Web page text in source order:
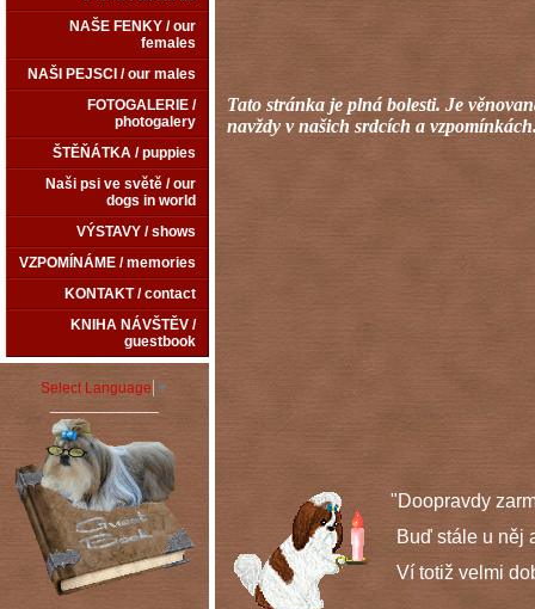
NAŠE FENKY / our
females
NAŠI PEJSCI / our males
FOTOGALERIE /
photogalery
ŠTĚŇÁTKA / puppies
Naši psi ve světě / our
dogs in world
VÝSTAVY / shows
VZPOMÍNÁME / memories
KONTAKT / contact
KNIHA NÁVŠTĚV /
guestbook
Select Language ▼
Tato stránka je plná bolesti. Je
navždy v našich srdcích a
"Doopravdy
Buď stále u něj a
Ví totiž velmi